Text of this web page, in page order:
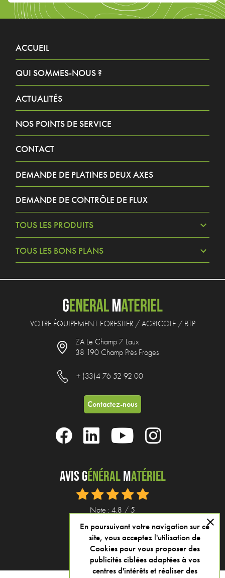
ACCUEIL
QUI SOMMES-NOUS ?
ACTUALITÉS
NOS POINTS DE SERVICE
CONTACT
DEMANDE DE PLATINES DEUX AXES
DEMANDE DE CONTRÔLE DE FLUX
TOUS LES PRODUITS
TOUS LES BONS PLANS
VOTRE ÉQUIPEMENT FORESTIER / AGRICOLE / BTP
ZA Le Champ 7 Laux
38 190 Champ Près Froges
+ (33)4 76 52 92 00
Contactez-nous
Avis GénéralMatériel
Note : 4.8 / 5
Voir tous nos avis
En poursuivant votre navigation sur ce
site, vous acceptez l'utilisation de
Cookies pour vous proposer des
publicités ciblées adaptées à vos
centres d'intérêts et réaliser des
close